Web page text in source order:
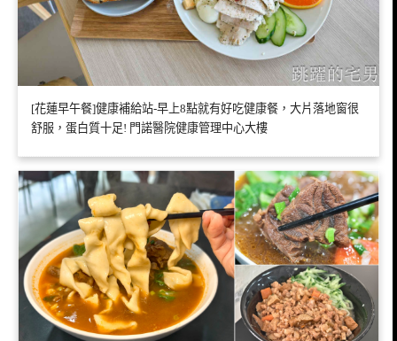
[花蓮早午餐]健康補給站-早上8點就有好吃健康餐，大片落地窗很
舒服，蛋白質十足! 門諾醫院健康管理中心大樓